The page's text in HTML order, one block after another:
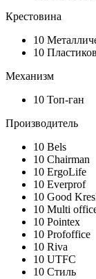
Крестовина
10
10
Механизм
10 Топ-ган
Производитель
10 Bels
10 Chairman
10 ErgoLife
10 Everprof
10 Good
10 Multi
10 Pointex
10 Profoffice
10 Riva
10 UTFC
10 Стиль